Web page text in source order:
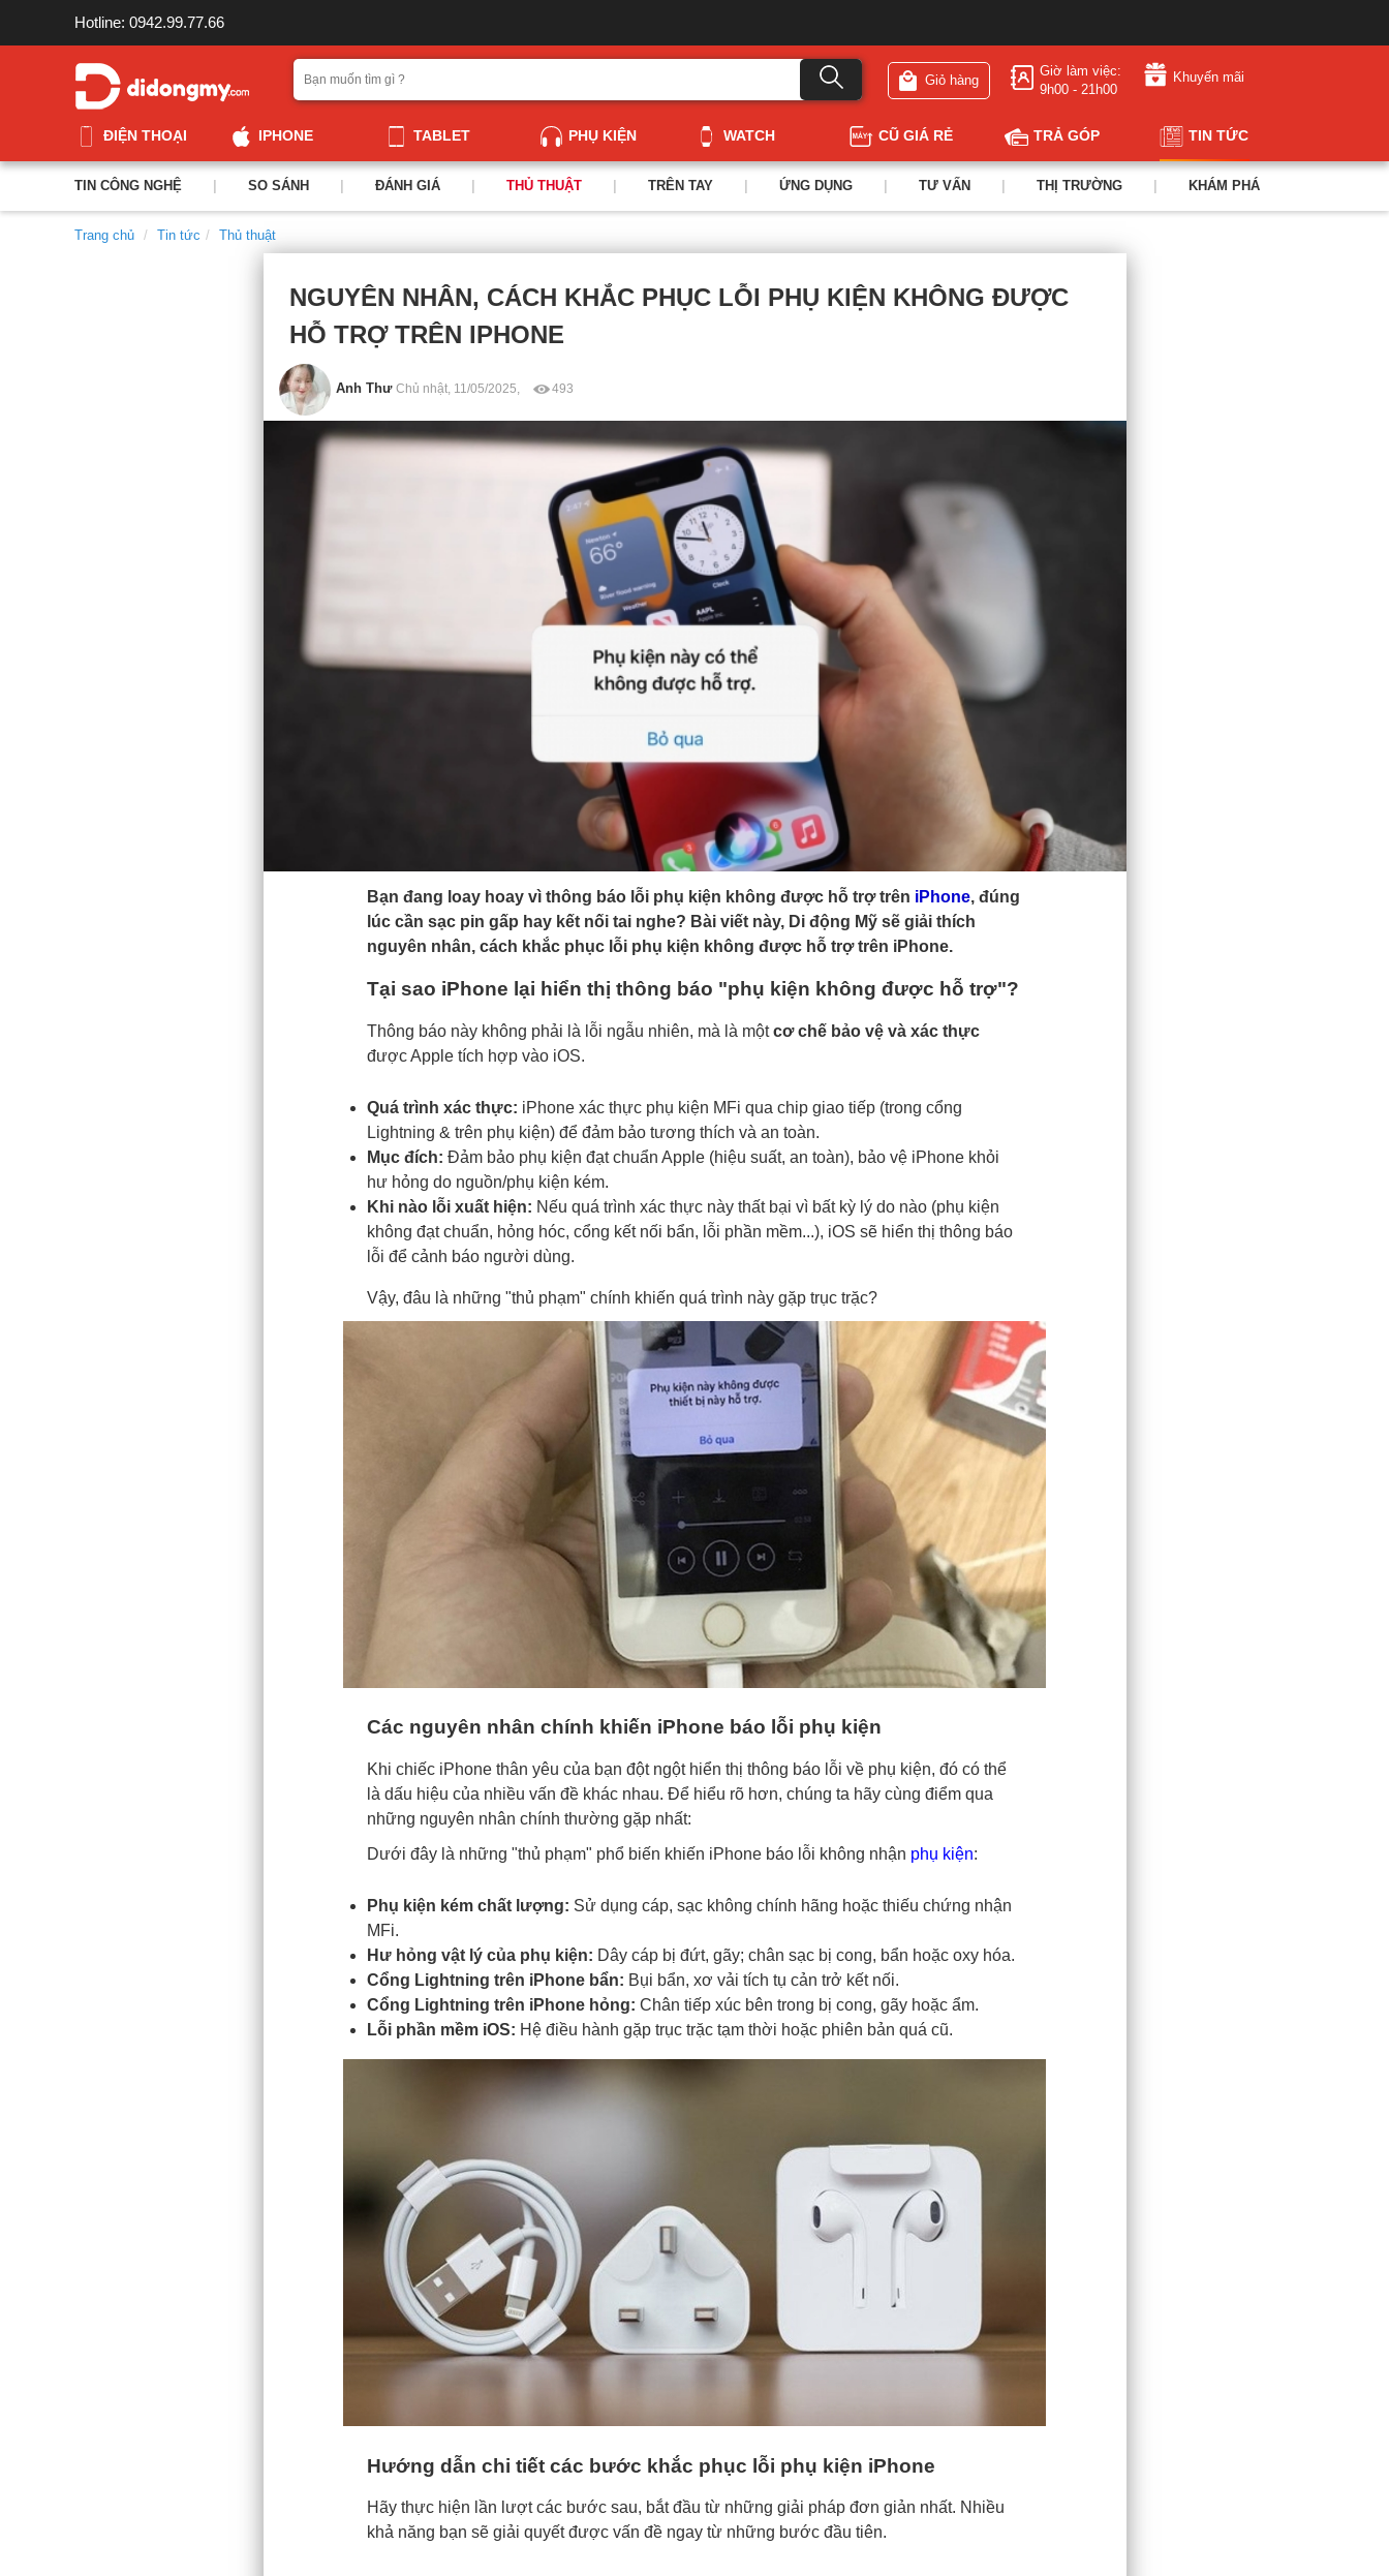
Hotline: 0942.99.77.66
Giỏ hàng
Giờ làm việc:
9h00 - 21h00
Khuyến mãi
ĐIỆN THOẠI IPHONE TABLET PHỤ KIỆN WATCH CŨ GIÁ RẺ TRẢ GÓP TIN TỨC
TIN CÔNG NGHỆ SO SÁNH ĐÁNH GIÁ THỦ THUẬT TRÊN TAY ỨNG DỤNG TƯ VẤN THỊ TRƯỜNG KHÁM PHÁ
Trang chủ Tin tức Thủ thuật
NGUYÊN NHÂN, CÁCH KHẮC PHỤC LỖI PHỤ KIỆN KHÔNG ĐƯỢC
HỖ TRỢ TRÊN IPHONE
Anh Thư Chủ nhật, 11/05/2025, 493
Bạn đang loay hoay vì thông báo lỗi phụ kiện không được hỗ trợ trên iPhone, đúng
lúc cần sạc pin gấp hay kết nối tai nghe? Bài viết này, Di động Mỹ sẽ giải thích
nguyên nhân, cách khắc phục lỗi phụ kiện không được hỗ trợ trên iPhone.
Tại sao iPhone lại hiển thị thông báo "phụ kiện không được hỗ trợ"?
Thông báo này không phải là lỗi ngẫu nhiên, mà là mộtcơ chế bảo vệ và xác thực
được Apple tích hợp vào iOS.
Quá trình xác thực: iPhone xác thực phụ kiện MFi qua chip giao tiếp (trong cổng
Lightning & trên phụ kiện) để đảm bảo tương thích và an toàn.
Mục đích: Đảm bảo phụ kiện đạt chuẩn Apple (hiệu suất, an toàn), bảo vệ iPhone khỏi
hư hỏng do nguồn/phụ kiện kém.
Khi nào lỗi xuất hiện: Nếu quá trình xác thực này thất bại vì bất kỳ lý do nào (phụ kiện
không đạt chuẩn, hỏng hóc, cổng kết nối bẩn, lỗi phần mềm...), iOS sẽ hiển thị thông báo
lỗi để cảnh báo người dùng.
Vậy, đâu là những "thủ phạm" chính khiến quá trình này gặp trục trặc?
Các nguyên nhân chính khiến iPhone báo lỗi phụ kiện
Khi chiếc iPhone thân yêu của bạn đột ngột hiển thị thông báo lỗi về phụ kiện, đó có thể
là dấu hiệu của nhiều vấn đề khác nhau. Để hiểu rõ hơn, chúng ta hãy cùng điểm qua
những nguyên nhân chính thường gặp nhất:
Dưới đây là những "thủ phạm" phổ biến khiến iPhone báo lỗi không nhận phụ kiện:
Phụ kiện kém chất lượng: Sử dụng cáp, sạc không chính hãng hoặc thiếu chứng nhận
MFi.
Hư hỏng vật lý của phụ kiện: Dây cáp bị đứt, gãy; chân sạc bị cong, bẩn hoặc oxy hóa.
Cổng Lightning trên iPhone bẩn: Bụi bẩn, xơ vải tích tụ cản trở kết nối.
Cổng Lightning trên iPhone hỏng: Chân tiếp xúc bên trong bị cong, gãy hoặc ẩm.
Lỗi phần mềm iOS: Hệ điều hành gặp trục trặc tạm thời hoặc phiên bản quá cũ.
Hướng dẫn chi tiết các bước khắc phục lỗi phụ kiện iPhone
Hãy thực hiện lần lượt các bước sau, bắt đầu từ những giải pháp đơn giản nhất. Nhiều
khả năng bạn sẽ giải quyết được vấn đề ngay từ những bước đầu tiên.